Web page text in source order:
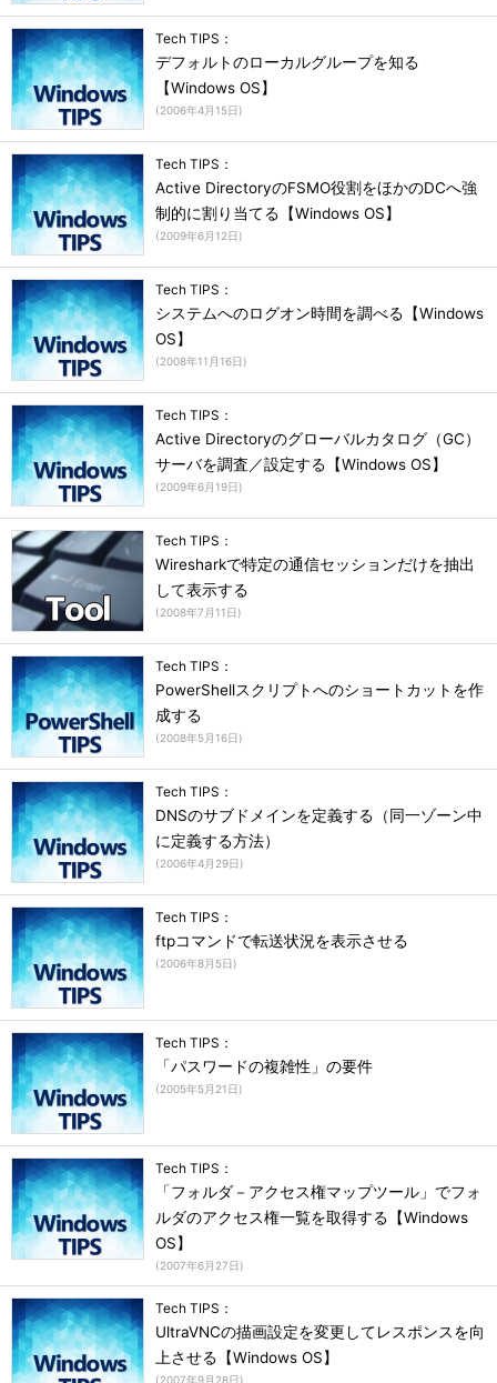
Tech TIPS：
デフォルトのローカルグループを知る
【Windows OS】
(2006年4月15日)
Tech TIPS：
Active DirectoryのFSMO役割をほかのDCへ強
制的に割り当てる【Windows OS】
(2009年6月12日)
Tech TIPS：
システムへのログオン時間を調べる【Windows
OS】
(2008年11月16日)
Tech TIPS：
Active Directoryのグローバルカタログ（GC）
サーバを調査／設定する【Windows OS】
(2009年6月19日)
Tech TIPS：
Wiresharkで特定の通信セッションだけを抽出
して表示する
(2008年7月11日)
Tech TIPS：
PowerShellスクリプトへのショートカットを作
成する
(2008年5月16日)
Tech TIPS：
DNSのサブドメインを定義する（同一ゾーン中
に定義する方法）
(2006年4月29日)
Tech TIPS：
ftpコマンドで転送状況を表示させる
(2006年8月5日)
Tech TIPS：
「パスワードの複雑性」の要件
(2005年5月21日)
Tech TIPS：
「フォルダ－アクセス権マップツール」でフォ
ルダのアクセス権一覧を取得する【Windows
OS】
(2007年6月27日)
Tech TIPS：
UltraVNCの描画設定を変更してレスポンスを向
上させる【Windows OS】
(2007年9月28日)